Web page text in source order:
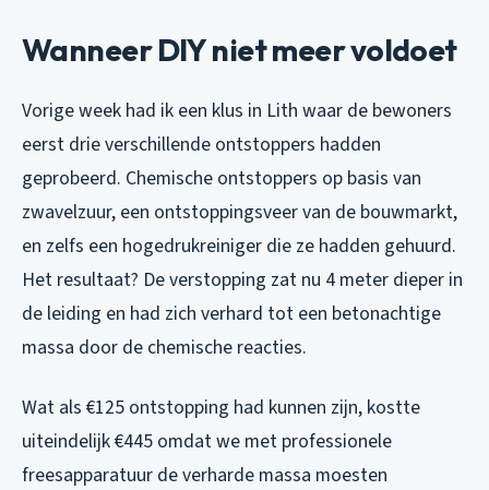
Wanneer DIY niet meer voldoet
Vorige week had ik een klus in Lith waar de bewoners
eerst drie verschillende ontstoppers hadden
geprobeerd. Chemische ontstoppers op basis van
zwavelzuur, een ontstoppingsveer van de bouwmarkt,
en zelfs een hogedrukreiniger die ze hadden gehuurd.
Het resultaat? De verstopping zat nu 4 meter dieper in
de leiding en had zich verhard tot een betonachtige
massa door de chemische reacties.
Wat als €125 ontstopping had kunnen zijn, kostte
uiteindelijk €445 omdat we met professionele
freesapparatuur de verharde massa moesten